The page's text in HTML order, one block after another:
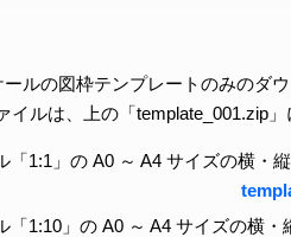
ルの図枠テンプレートのみのダ
イルは、上の「template_001.zip
「1:1」の A0 ～ A4 サイズの横・
「1:10」の A0 ～ A4 サイズの横